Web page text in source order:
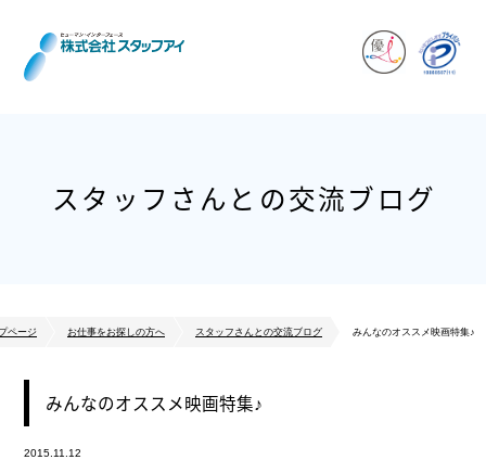
スタッフさんとの交流ブログ
ページ お仕事をお探しの方へ スタッフさんとの交流ブログ みんなのオススメ映画特集♪
みんなのオススメ映画特集♪
2015.11.12